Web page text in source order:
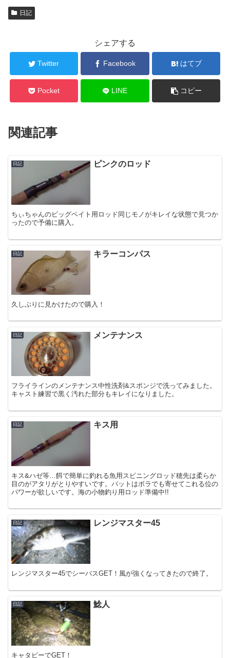
日記
シェアする
Twitter Facebook はてブ
Pocket LINE コピー
関連記事
日記 ピンクのロッド
ちぃちゃんのビッグベイト用ロッド同じモノがキレイな状態で見つか
ったので予備に購入。
日記 キラーコンパス
久しぶりに見かけたので購入！
日記 メンテナンス
フライラインのメンテナンス中性洗剤&スポンジで洗ってみました。
キャスト練習で黒く汚れた部分もキレイになりました。
日記 キス用
キス&ハゼ等…餌で簡単に釣れる魚用スピニングロッド穂先は柔らか
目のがアタリがとりやすいです。バットはボラでも寄せてこれる位の
パワーが欲しいです。海の小物釣り用ロッド準備中!!
日記 レンジマスター45
レンジマスター45でシーバスGET！風が強くなってきたので終了。
日記 鯰人
キャタピーでGET！